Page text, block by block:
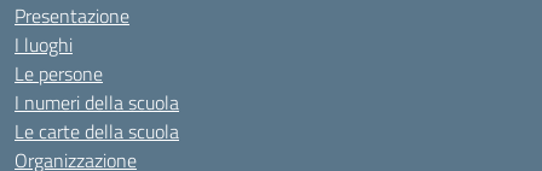
Presentazione
I luoghi
Le persone
I numeri della scuola
Le carte della scuola
Organizzazione